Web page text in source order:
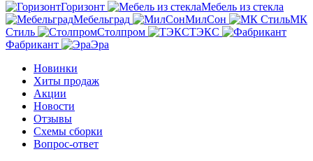
Горизонт
Мебель из стекла
Мебельград
МилСон
МК
Стиль
Столпром
ТЭКС
Фабрикант
Эра
Новинки
Хиты продаж
Акции
Новости
Отзывы
Схемы сборки
Вопрос-ответ